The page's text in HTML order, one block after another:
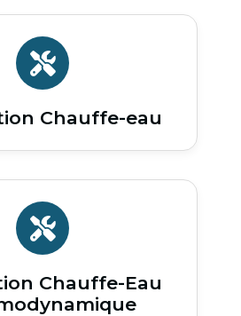
Chauffe-eau
Chauffe-Eau